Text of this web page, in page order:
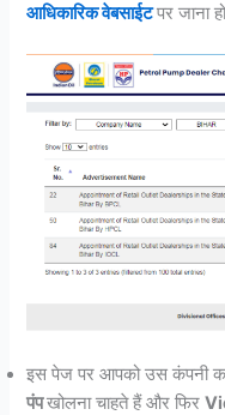
आधिकारिक वेबसाईटपर जाना
इस पेज पर आपको उस कंपनी
पंपखोलना चाहते हैं और फिर